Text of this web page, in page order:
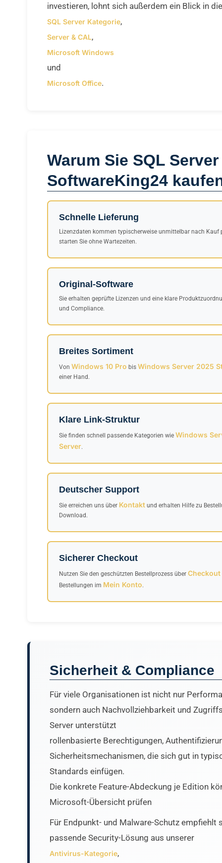
investieren, lohnt sich außerdem ein Blick in
SQL Server Kategorie,
Server & CAL,
Microsoft Windows
und
Microsoft Office.
Warum Sie SQL
SoftwareKing24
Schnelle Lieferung
Lizenzdaten kommen typischerweise unmittelbar nach Kauf
starten Sie ohne Wartezeiten.
Original-Software
Sie erhalten geprüfte Lizenzen und eine klare
und Compliance.
Breites Sortiment
Von Windows 10 Pro bis Windows Server 2025
einer Hand.
Klare Link-Struktur
Sie finden schnell passende Kategorien wie Windows
Server.
Deutscher Support
Sie erreichen uns über Kontakt und erhalten Hilfe zu
Download.
Sicherer Checkout
Nutzen Sie den geschützten Bestellprozess über Checkout
Bestellungen im Mein Konto.
Sicherheit & Compliance
Für viele Organisationen ist nicht nur
sondern auch Nachvollziehbarkeit und
Server unterstützt
rollenbasierte Berechtigungen,
Sicherheitsmechanismen, die sich gut in
Standards einfügen.
Die konkrete Feature-Abdeckung je Edition
Microsoft-Übersicht prüfen
Für Endpunkt- und Malware-Schutz empfiehlt
passende Security-Lösung aus unserer
Antivirus-Kategorie,